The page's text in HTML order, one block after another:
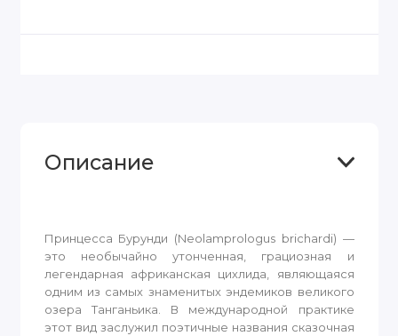
Описание
Принцесса Бурунди (Neolamprologus brichardi) —
это необычайно утонченная, грациозная и
легендарная африканская цихлида, являющаяся
одним из самых знаменитых эндемиков великого
озера Танганьика. В международной практике
этот вид заслужил поэтичные названия сказочная